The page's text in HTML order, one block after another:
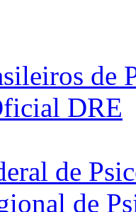
de
DRE
de
de